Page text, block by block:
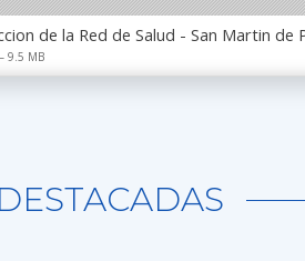
de la Red de Salud - San Martin de
9.5 MB
DESTACADAS